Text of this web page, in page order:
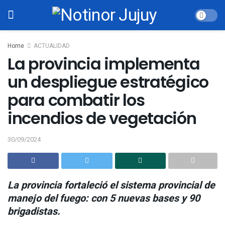
Home ACTUALIDAD
La provincia implementa
un despliegue estratégico
para combatir los
incendios de vegetación
30/09/2024
La provincia fortaleció el sistema provincial de
manejo del fuego: con 5 nuevas bases y 90
brigadistas.